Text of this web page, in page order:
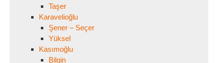
Taşer
Karavelioğlu
Şener – Seçer
Yüksel
Kasımoğlu
Bilgin